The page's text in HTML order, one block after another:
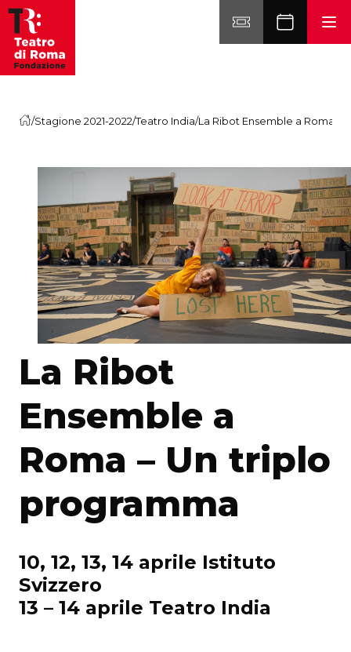
Vai al contenuto
/Stagione 2021-2022/Teatro India/La Ribot Ensemble a Roma –
La Ribot
Ensemble a
Roma – Un triplo
programma
10, 12, 13, 14 aprile Istituto
Svizzero
13 – 14 aprile Teatro India